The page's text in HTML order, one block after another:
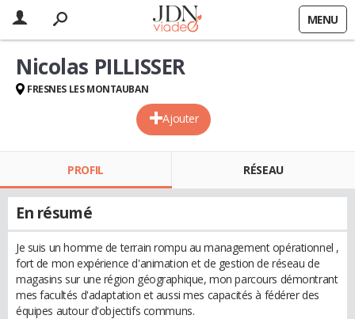
MENU
Ajouter
Nicolas PILLISSER
FRESNES LES MONTAUBAN
PROFIL RÉSEAU
En résumé
Je suis un homme de terrain rompu au management opérationnel ,
fort de mon expérience d'animation et de gestion de réseau de
magasins sur une région géographique, mon parcours démontrant
mes facultés d'adaptation et aussi mes capacités à fédérer des
équipes autour d'objectifs communs.